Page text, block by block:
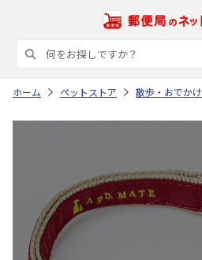
ホーム ペットストア 散歩・おでかけ